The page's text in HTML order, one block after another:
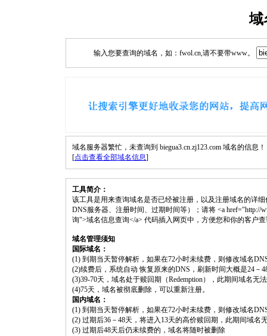
域
输入您要查询的域名，如：fwol.cn,请不要带www。
域名服务器繁忙，未查询到 biegua3.cn.zj123.com 域名的信息！
[点击查看全部域名信息]
工具简介：
该工具是用来查询域名是否已经被注册，以及注册域名的详
DNS服务器、注册时间、过期时间等）；请将 <a href="http://
询">域名信息查询</a> 代码插入网页中，方便您和你的客户
域名管理须知
国际域名：
(1) 到期当天暂停解析，如果在72小时未续费，则修改域名
(2)续费后，系统自动 恢复原来的DNS，刷新时间大概是24－
(3)39-70天，域名处于赎回期（Redemption），此期间域名无
(4)75天，域名被彻底删除，可以重新注册。
国内域名：
(1) 到期当天暂停解析，如果在72小时未续费，则修改域名
(2) 过期后36－48天，将进入13天的高价赎回期，此期间域名
(3) 过期后48天后仍未续费的，域名将随时被删除